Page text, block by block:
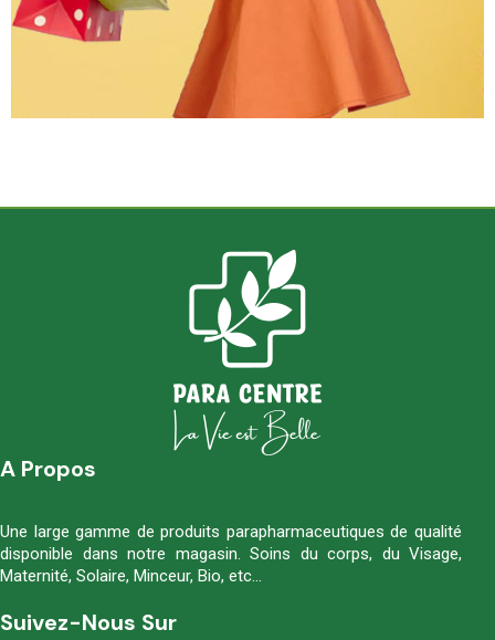
A Propos
Une large gamme de produits parapharmaceutiques de qualité
disponible dans notre magasin. Soins du corps, du Visage,
Maternité, Solaire, Minceur, Bio, etc…
Suivez-Nous Sur